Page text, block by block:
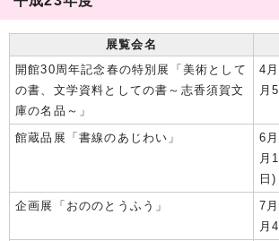
展覧会名
開館30周年記念春の特別展「美術として
の書、文学資料としての書～志香須賀文
庫の名品～」
4
月
館蔵品展「書線のあじわい」
6
月
日)
企画展「おののとうふう」
7
月